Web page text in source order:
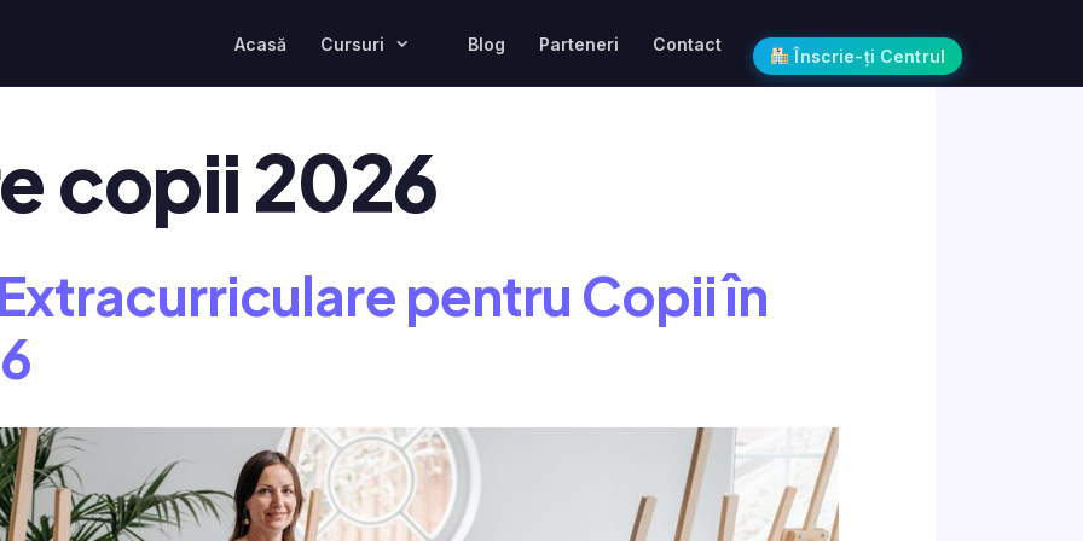
Acasă Cursuri Blog Parteneri Contact
Înscrie-ți Centrul
copii 2026
pentru Copii în